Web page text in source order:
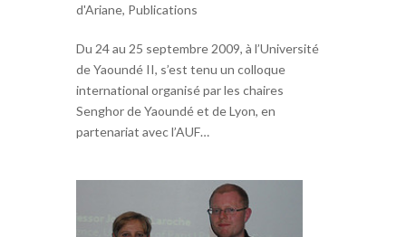
d'Ariane, Publications
Du 24 au 25 septembre 2009, à l’Université
de Yaoundé II, s’est tenu un colloque
international organisé par les chaires
Senghor de Yaoundé et de Lyon, en
partenariat avec l’AUF…